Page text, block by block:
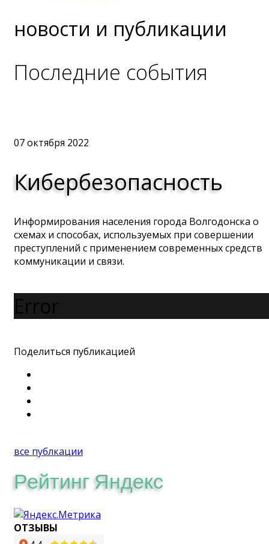
новости и публикации
Последние события
07 октября 2022
Кибербезопасность
Информирования населения города Волгодонска о
схемах и способах, используемых при совершении
преступлений с применением современных средств
коммуникации и связи.
Error
Поделиться публикацией
все публкации
Рейтинг Яндекс
ОТЗЫВЫ